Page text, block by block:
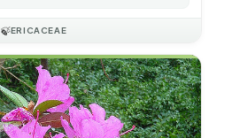
🍃ERICACEAE